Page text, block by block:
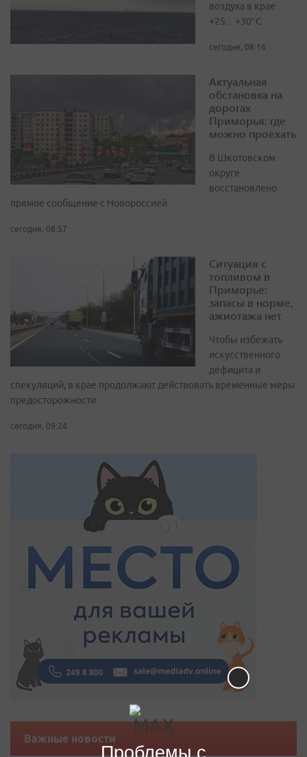
воздуха в крае
+25…+30°C
сегодня, 08:16
Актуальная
обстановка на
дорогах
Приморья: где
можно проехать
В Шкотовском
округе
восстановлено
прямое сообщение с Новороссией
сегодня, 08:57
Ситуация с
топливом в
Приморье:
запасы в норме,
ажиотажа нет
Чтобы избежать
искусственного
дефицита и
спекуляций, в крае продолжают действовать временные меры
предосторожности
сегодня, 09:24
Важные новости
Проблемы с